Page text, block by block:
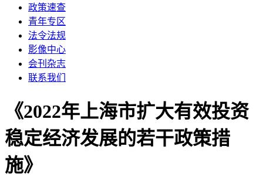
政策速查
青年专区
法令法规
影像中心
会刊杂志
联系我们
《2022年上海市扩大有效投资
稳定经济发展的若干政策措
施》